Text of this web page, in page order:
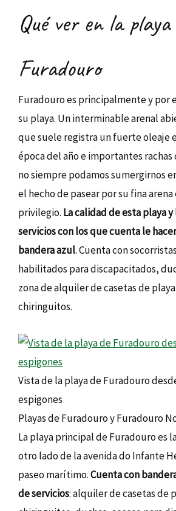
Qué ver en la playa
Furadouro
Furadouro es principalmente y por
su playa. Un interminable arenal
que suele registra un fuerte oleaje
época del año e importantes
no siempre podamos sumergirnos
el hecho de pasear por su fina
privilegio. La calidad de esta playa
servicios con los que cuenta le
bandera azul. Cuenta con
habilitados para discapacitados,
zona de alquiler de casetas de
chiringuitos.
Vista de la playa de Furadouro
espigones
Playas de Furadouro y Furadouro
La playa principal de Furadouro es
otro lado de la avenida do Infante
paseo marítimo.Cuenta con
de servicios: alquiler de casetas de